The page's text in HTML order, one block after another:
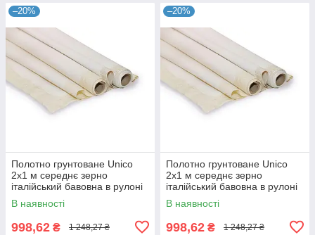
–20%
Полотно грунтоване Unico
2x1 м середнє зерно
італійський бавовна в рулоні
335 г/м2 (4820149886640)
В наявності
998,62 ₴ 1 248,27 ₴
–20%
Полотно грунтоване Unico
2x1 м середнє зерно
італійський бавовна в рулоні
335 г/м2 (4820149886664)
В наявності
998,62 ₴ 1 248,27 ₴